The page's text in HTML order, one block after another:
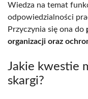
Wiedza na temat
odpowiedzialności
Przyczynia się ona do
organizacji oraz
Jakie kwestie
skargi?